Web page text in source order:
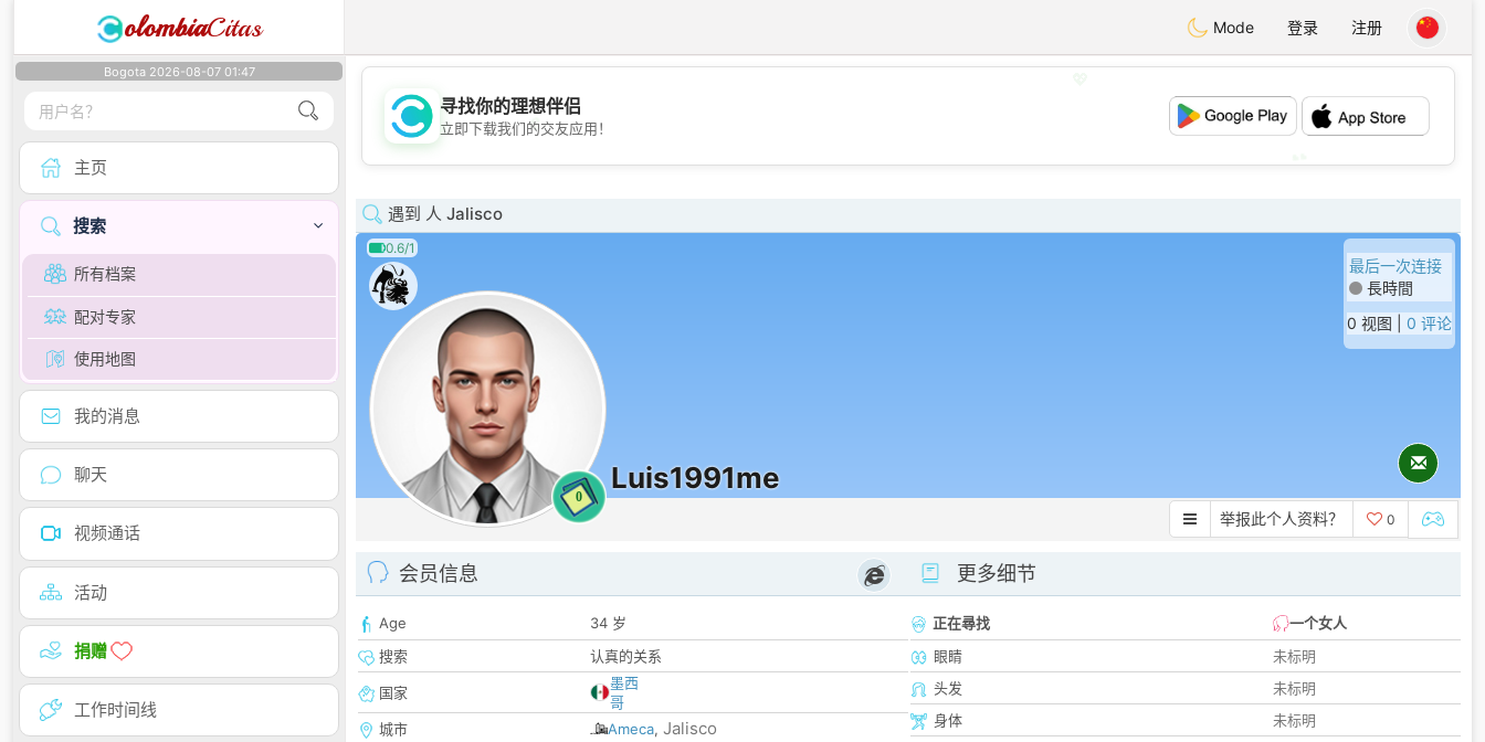
olombiaCitas Mode 登录 注册
Bogota 2026-08-07 01:47
主页
搜索
所有档案
配对专家
使用地图
我的消息
聊天
视频通话
活动
捐赠
工作时间线
💖
💕
寻找你的理想伴侣
立即下载我们的交友应用！
遇到 人 Jalisco
0.6/1
0
Luis1991me
最后一次连接
長時間
0 视图 | 0 评论
举报此个人资料？ 0
会员信息
Age
34 岁
搜索
认真的关系
国家
墨西
哥
城市
Ameca, Jalisco
更多细节
正在尋找
一个女人
眼睛
未标明
头发
未标明
身体
未标明